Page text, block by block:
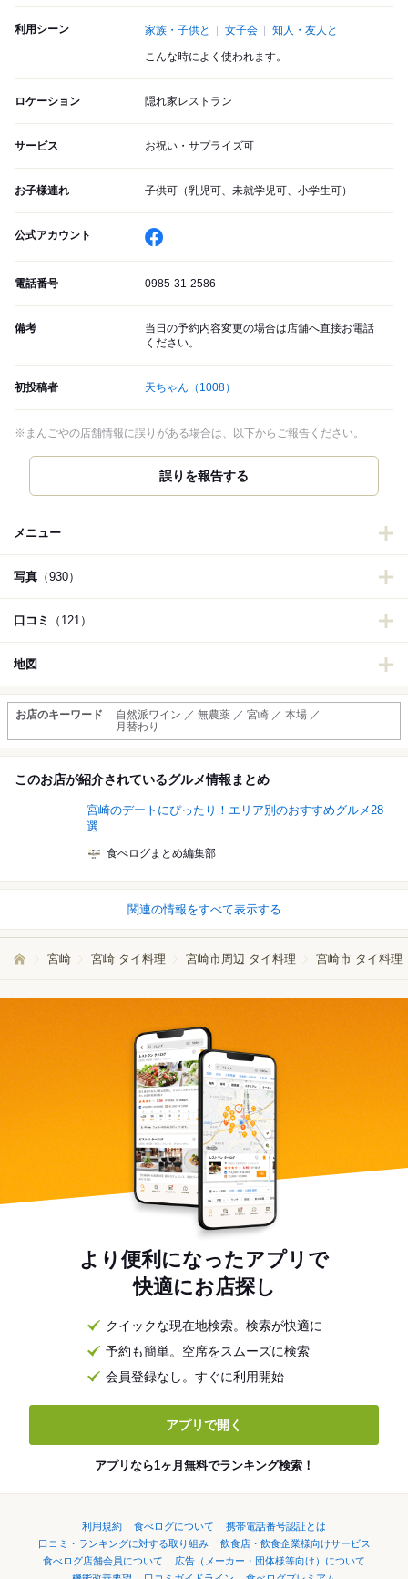
利用シーン 家族・子供と 女子会 知人・友人と
こんな時によく使われます。
ロケーション 隠れ家レストラン
サービス お祝い・サプライズ可
お子様連れ 子供可（乳児可、未就学児可、小学生可）
公式アカウント
電話番号 0985-31-2586
備考
当日の予約内容変更の場合は店舗へ直接お電話
ください。
初投稿者 天ちゃん （1008）
※まんごやの店舗情報に誤りがある場合は、以下からご報告ください。
誤りを報告する
メニュー
写真 （930）
口コミ （121）
地図
お店のキーワード
自然派ワイン ／ 無農薬 ／ 宮崎 ／ 本場 ／
月替わり
このお店が紹介されているグルメ情報まとめ
宮崎のデートにぴったり！エリア別のおすすめグルメ28
選
食べログまとめ編集部
関連の情報をすべて表示する
宮崎 宮崎 タイ料理 宮崎市周辺 タイ料理 宮崎市 タイ料理
より便利になったアプリで
快適にお店探し
クイックな現在地検索。検索が快適に
予約も簡単。空席をスムーズに検索
会員登録なし。すぐに利用開始
アプリで開く
アプリなら1ヶ月無料でランキング検索！
利用規約 食べログについて
携帯電話番号認証とは
口コミ・ランキングに対する取り組み
飲食店・飲食企業様向けサービス
食べログ店舗会員について
広告（メーカー・団体様等向け）について